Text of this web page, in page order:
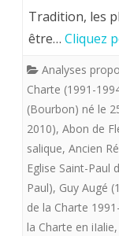
DE
Tradition, les
être… Cliquez
Analyses
Charte (1991-
(Bourbon) né le
2010), Abon de
salique, Ancien
Eglise Saint-Paul
Paul), Guy Augé
de la Charte
la Charte en iIalie,